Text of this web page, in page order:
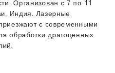
Организован с 7 по 11
Индия. Лазерные
с современными
обработки драгоценных